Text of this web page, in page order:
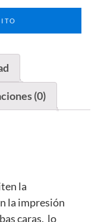
(0)
la
la impresión
caras, lo